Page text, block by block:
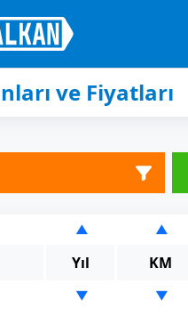
ve Fiyatları
▲ ▲
Yıl KM
▼ ▼